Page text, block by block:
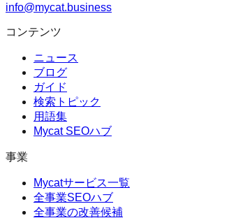
info@mycat.business
コンテンツ
ニュース
ブログ
ガイド
検索トピック
用語集
Mycat SEOハブ
事業
Mycatサービス一覧
全事業SEOハブ
全事業の改善候補